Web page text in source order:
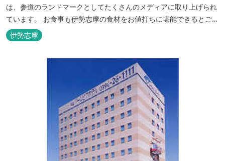
は、参道のランドマークとしてたくさんのメディアに取り上げられ
ています。 お食事も伊勢志摩の食材をお値打ちに堪能できるとご好
評いただいています。
伊勢志摩